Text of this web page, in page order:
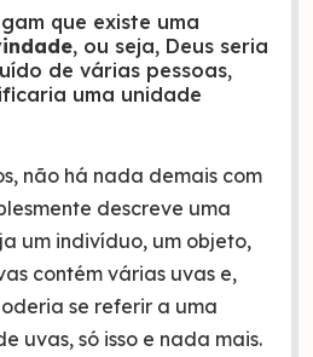
que existe uma
, ou seja, Deus seria
de várias pessoas,
uma unidade
não há nada demais com
descreve uma
um indivíduo, um objeto,
contém várias uvas e,
se referir a uma
uvas, só isso e nada mais.